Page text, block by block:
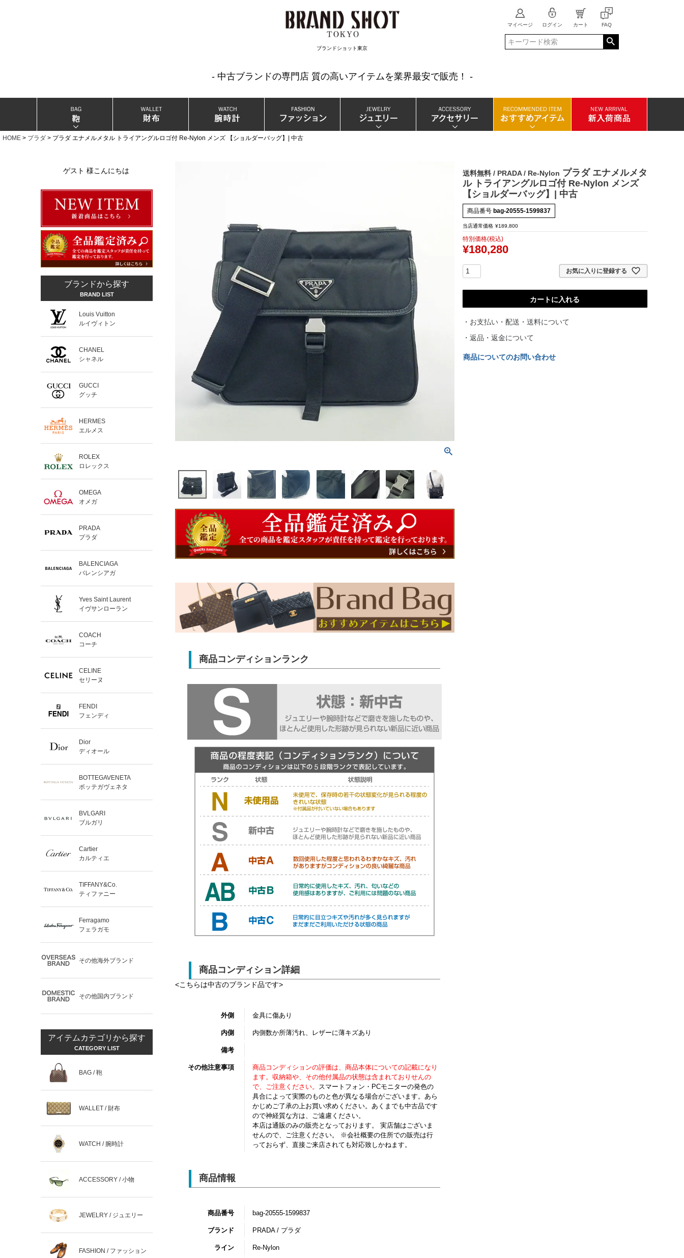
ブランドショット東京
- 中古ブランドの専門店 質の高いアイテムを業界最安で販売！ -
マイページ ログイン カート FAQ
当店厳選ブランドバック
当店厳選ブランドジュエリー
HOME プラダ プラダ エナメルメタル トライアングルロゴ付 Re-Nylon メンズ 【ショルダーバッグ】| 中古
ゲスト 様こんにちは
ブランドから探す
BRAND LIST
Louis Vuitton
ルイヴィトン
CHANEL
シャネル
GUCCI
グッチ
HERMES
エルメス
ROLEX
ロレックス
OMEGA
オメガ
PRADA
プラダ
BALENCIAGA
バレンシアガ
Yves Saint Laurent
イヴサンローラン
COACH
コーチ
CELINE
セリーヌ
FENDI
フェンディ
Dior
ディオール
BOTTEGAVENETA
ボッテガヴェネタ
BVLGARI
ブルガリ
Cartier
カルティエ
TIFFANY&Co.
ティファニー
Ferragamo
フェラガモ
その他海外ブランド
その他国内ブランド
アイテムカテゴリから探す
CATEGORY LIST
BAG / 鞄
WALLET / 財布
WATCH / 腕時計
ACCESSORY / 小物
JEWELRY / ジュエリー
FASHION / ファッション
商品コンディションランク
商品コンディション詳細
<こちらは中古のブランド品です>
外側 金具に傷あり
内側 内側数か所薄汚れ、レザーに薄キズあり
備考
その他注意事項
商品コンディションの評価は、商品本体についての記載になり
ます。収納箱や、その他付属品の状態は含まれておりせんの
で、ご注意ください。
スマートフォン・PCモニターの発色の
具合によって実際のものと色が異なる場合がございます。あら
かじめご了承の上お買い求めください。あくまでも中古品です
ので神経質な方は、ご遠慮ください。
本店は通販のみの販売となっております。 実店舗はございま
せんので、ご注意ください。 ※会社概要の住所での販売は行
っておらず、直接ご来店されても対応致しかねます。
商品情報
商品番号 bag-20555-1599837
ブランド PRADA / プラダ
ライン Re-Nylon
送料無料 / PRADA / Re-Nylon プラダ エナメルメタ
ル トライアングルロゴ付 Re-Nylon メンズ
【ショルダーバッグ】| 中古
商品番号 bag-20555-1599837
当店通常価格 ¥189,800
特別価格(税込)
¥180,280
お気に入りに登録する
カートに入れる
・お支払い・配送・送料について
・返品・返金について
商品についてのお問い合わせ